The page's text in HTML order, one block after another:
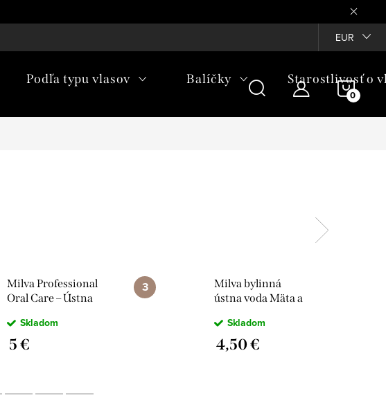
EUR
Podľa typu vlasov Balíčky Starostlivosť o
Milva Professional
Oral Care – Ústna
chlorhexidínom
500 ml
Skladom
5 €
Milva bylinná
ústna voda Mäta ​a
Skladom
4,50 €